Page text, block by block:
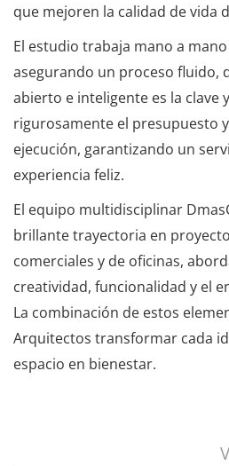
que mejoren la calidad de vida
El estudio trabaja mano a
asegurando un proceso fluido,
abierto e inteligente es la clave
rigurosamente el presupuesto
ejecución, garantizando un
experiencia feliz.
El equipo multidisciplinar
brillante trayectoria en
comerciales y de oficinas,
creatividad, funcionalidad y el
La combinación de estos
Arquitectos transformar cada
espacio en bienestar.